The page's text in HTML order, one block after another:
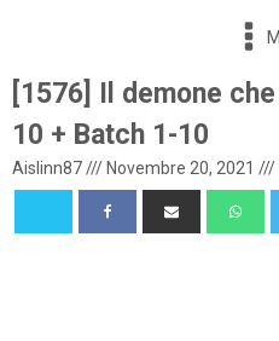
[1576] Il demone
10 + Batch 1-10
Aislinn87/// Novembre 20, 2021 ///